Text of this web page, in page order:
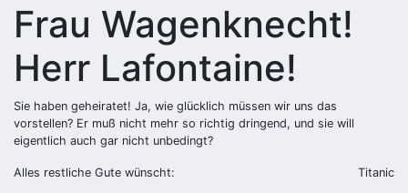
Frau Wagenknecht!
Herr Lafontaine!
Sie haben geheiratet! Ja, wie glücklich müssen wir uns das
vorstellen? Er muß nicht mehr so richtig dringend, und sie will
eigentlich auch gar nicht unbedingt?
Alles restliche Gute wünscht: Titanic